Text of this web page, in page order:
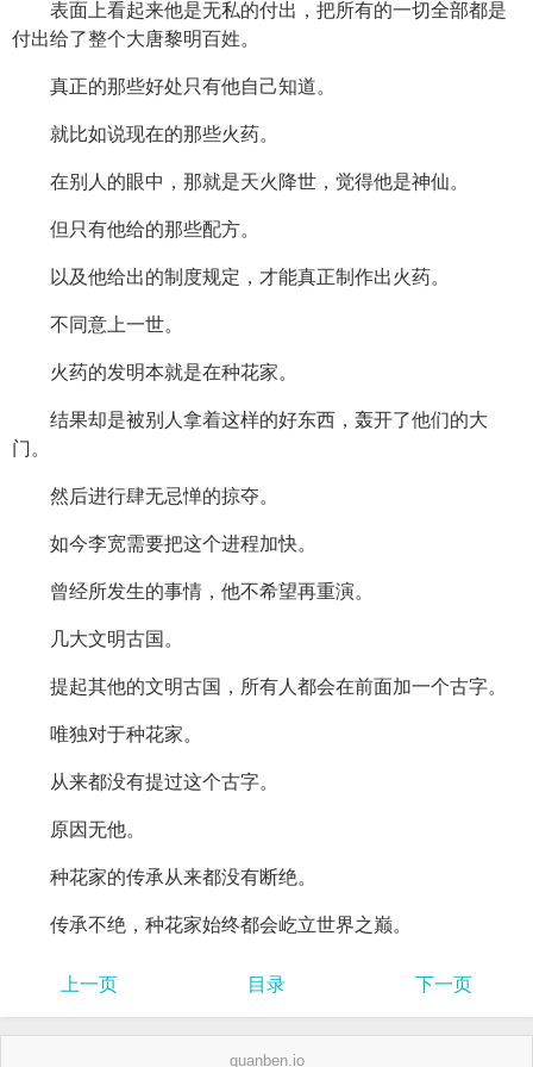
表面上看起来他是无私的付出，把所有的一切全部都是
付出给了整个大唐黎明百姓。
真正的那些好处只有他自己知道。
就比如说现在的那些火药。
在别人的眼中，那就是天火降世，觉得他是神仙。
但只有他给的那些配方。
以及他给出的制度规定，才能真正制作出火药。
不同意上一世。
火药的发明本就是在种花家。
结果却是被别人拿着这样的好东西，轰开了他们的大
门。
然后进行肆无忌惮的掠夺。
如今李宽需要把这个进程加快。
曾经所发生的事情，他不希望再重演。
几大文明古国。
提起其他的文明古国，所有人都会在前面加一个古字。
唯独对于种花家。
从来都没有提过这个古字。
原因无他。
种花家的传承从来都没有断绝。
传承不绝，种花家始终都会屹立世界之巅。
上一页 目录 下一页
quanben.io